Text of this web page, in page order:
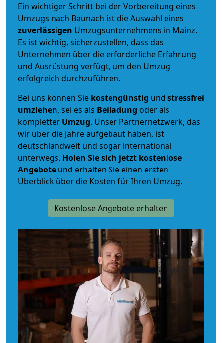
Ein wichtiger Schritt bei der Vorbereitung eines
Umzugs nach Baunach ist die Auswahl eines
zuverlässigen Umzugsunternehmens in Mainz.
Es ist wichtig, sicherzustellen, dass das
Unternehmen über die erforderliche Erfahrung
und Ausrüstung verfügt, um den Umzug
erfolgreich durchzuführen.
Bei uns können Sie kostengünstig und stressfrei
umziehen, sei es als Beiladung oder als
kompletter Umzug. Unser Partnernetzwerk, das
wir über die Jahre aufgebaut haben, ist
deutschlandweit und sogar international
unterwegs. Holen Sie sich jetzt kostenlose
Angebote und erhalten Sie einen ersten
Überblick über die Kosten für Ihren Umzug.
Kostenlose Angebote erhalten